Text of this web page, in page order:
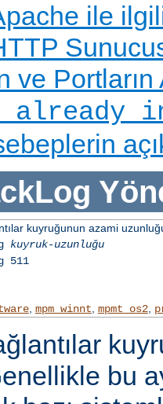
ile
ve Portların
already
kuyruğunun azami
kuyruk-uzunluğu
511
, mpm_winnt, mpmt_os2,
bu